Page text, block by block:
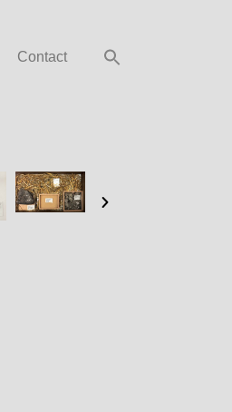
Contact